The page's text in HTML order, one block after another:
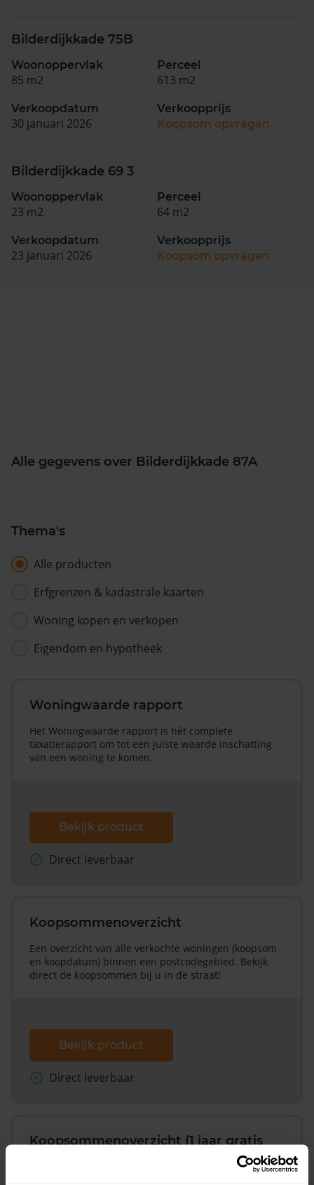
Bilderdijkkade 75B
Woonoppervlak
85 m2
Perceel
613 m2
Verkoopdatum
30 januari 2026
Verkoopprijs
Koopsom opvragen
Bilderdijkkade 69 3
Woonoppervlak
23 m2
Perceel
64 m2
Verkoopdatum
23 januari 2026
Verkoopprijs
Koopsom opvragen
Alle gegevens over Bilderdijkkade 87A
Thema's
Alle producten
Erfgrenzen & kadastrale kaarten
Woning kopen en verkopen
Eigendom en hypotheek
Woningwaarde rapport
Het Woningwaarde rapport is hét complete
taxatierapport om tot een juiste waarde inschatting
van een woning te komen.
Bekijk product
Direct leverbaar
Koopsommenoverzicht
Een overzicht van alle verkochte woningen (koopsom
en koopdatum) binnen een postcodegebied. Bekijk
direct de koopsommen bij u in de straat!
Bekijk product
Direct leverbaar
Koopsommenoverzicht (1 jaar gratis